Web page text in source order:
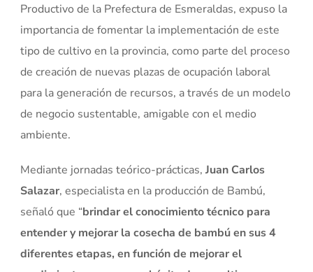
Productivo de la Prefectura de Esmeraldas, expuso la
importancia de fomentar la implementación de este
tipo de cultivo en la provincia, como parte del proceso
de creación de nuevas plazas de ocupación laboral
para la generación de recursos, a través de un modelo
de negocio sustentable, amigable con el medio
ambiente.
Mediante jornadas teórico-prácticas,Juan Carlos
Salazar, especialista en la producción de Bambú,
señaló que “brindar el conocimiento técnico para
entender y mejorar la cosecha de bambú en sus 4
diferentes etapas, en función de mejorar el